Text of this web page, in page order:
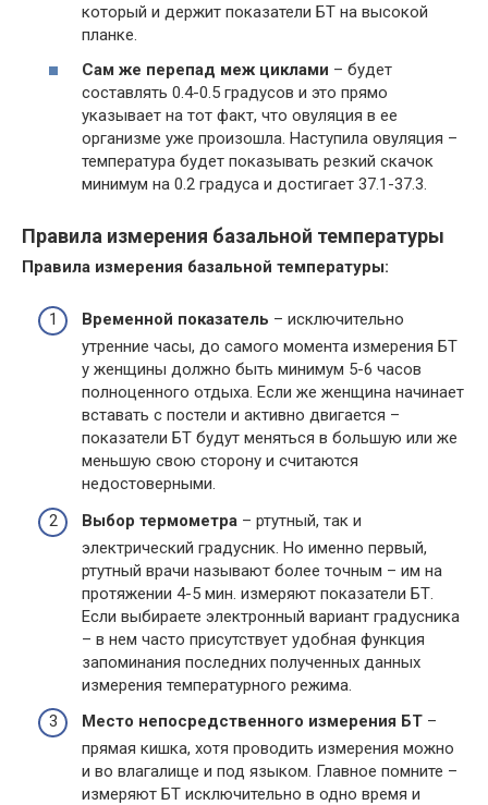
который и держит показатели БТ на высокой
планке.
Сам же перепад меж циклами – будет
составлять 0.4-0.5 градусов и это прямо
указывает на тот факт, что овуляция в ее
организме уже произошла. Наступила овуляция –
температура будет показывать резкий скачок
минимум на 0.2 градуса и достигает 37.1-37.3.
Правила измерения базальной температуры
Правила измерения базальной температуры:
Временной показатель – исключительно
утренние часы, до самого момента измерения БТ
у женщины должно быть минимум 5-6 часов
полноценного отдыха. Если же женщина начинает
вставать с постели и активно двигается –
показатели БТ будут меняться в большую или же
меньшую свою сторону и считаются
недостоверными.
Выбор термометра – ртутный, так и
электрический градусник. Но именно первый,
ртутный врачи называют более точным – им на
протяжении 4-5 мин. измеряют показатели БТ.
Если выбираете электронный вариант градусника
– в нем часто присутствует удобная функция
запоминания последних полученных данных
измерения температурного режима.
Место непосредственного измерения БТ –
прямая кишка, хотя проводить измерения можно
и во влагалище и под языком. Главное помните –
измеряют БТ исключительно в одно время и